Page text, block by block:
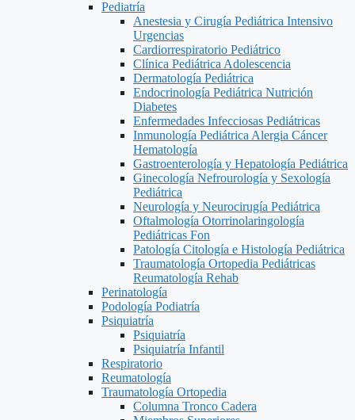
Pediatría
Anestesia y Cirugía Pediátrica Intensivo
Urgencias
Cardiorrespiratorio Pediátrico
Clínica Pediátrica Adolescencia
Dermatología Pediátrica
Endocrinología Pediátrica Nutrición
Diabetes
Enfermedades Infecciosas Pediátricas
Inmunología Pediátrica Alergia Cáncer
Hematología
Gastroenterología y Hepatología Pediátrica
Ginecología Nefrourología y Sexología
Pediátrica
Neurología y Neurocirugía Pediátrica
Oftalmología Otorrinolaringología
Pediátricas Fon
Patología Citología e Histología Pediátrica
Traumatología Ortopedia Pediátricas
Reumatología Rehab
Perinatología
Podología Podiatría
Psiquiatría
Psiquiatría
Psiquiatría Infantil
Respiratorio
Reumatología
Traumatología Ortopedia
Columna Tronco Cadera